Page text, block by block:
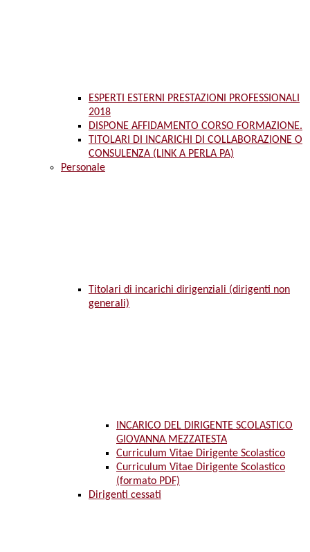
ESPERTI ESTERNI PRESTAZIONI PROFESSIONALI
2018
DISPONE AFFIDAMENTO CORSO FORMAZIONE.
TITOLARI DI INCARICHI DI COLLABORAZIONE O
CONSULENZA (LINK A PERLA PA)
Personale
Titolari di incarichi dirigenziali (dirigenti non
generali)
INCARICO DEL DIRIGENTE SCOLASTICO
GIOVANNA MEZZATESTA
Curriculum Vitae Dirigente Scolastico
Curriculum Vitae Dirigente Scolastico
(formato PDF)
Dirigenti cessati